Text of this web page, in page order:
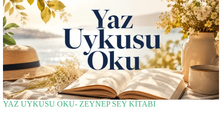
YAZ UYKUSU OKU- ZEYNEP SEY KİTABI